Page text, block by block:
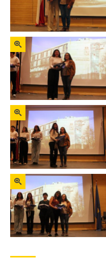
Zoom
Zoom
Zoom